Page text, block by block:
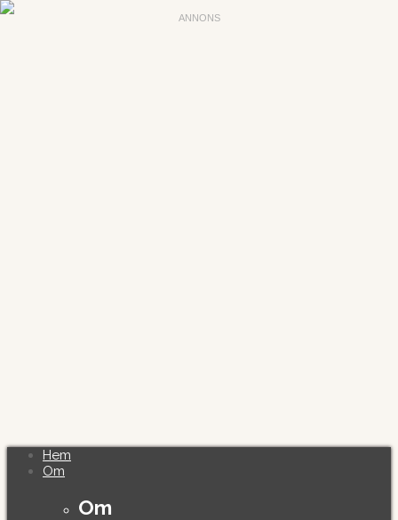
Hem
Om
Om